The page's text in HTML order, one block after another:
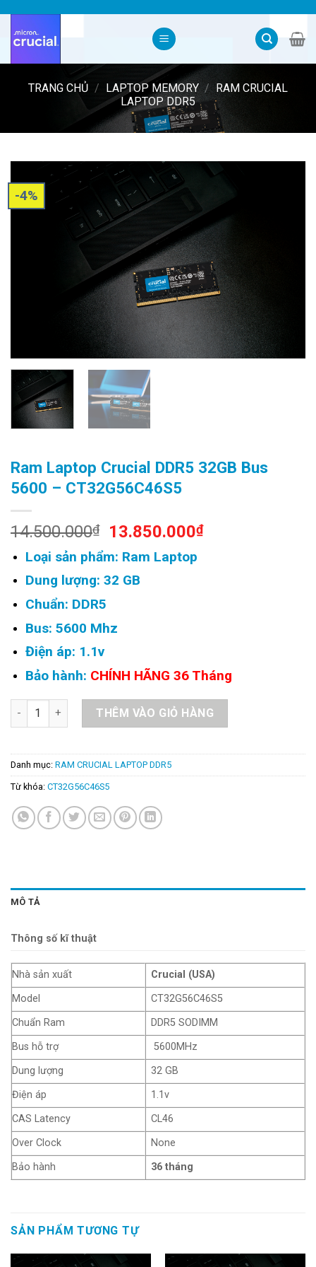
content
TRANG CHỦ / LAPTOP MEMORY / RAM CRUCIAL
LAPTOP DDR5
-4%
Ram Laptop Crucial DDR5 32GB Bus
5600 – CT32G56C46S5
14.500.000₫
Original
price
was:
14.500.000₫.
13.850.000₫Current
Loại sản phẩm: Ram Laptop
Dung lượng: 32 GB
Chuẩn: DDR5
Bus: 5600 Mhz
Điện áp: 1.1v
Bảo hành: CHÍNH HÃNG 36 Tháng
Ram Laptop Crucial DDR5 32GB Bus 5600 – CT32G56C46S5 số
THÊM VÀO GIỎ HÀNG
Danh mục: RAM CRUCIAL LAPTOP DDR5
Từ khóa: CT32G56C46S5
MÔ TẢ
Thông số kĩ thuật
Nhà sản xuất
Crucial (USA)
Model
CT32G56C46S5
Chuẩn Ram
DDR5 SODIMM
Bus hỗ trợ
5600MHz
Dung lượng
32 GB
Điện áp
1.1v
CAS Latency
CL46
Over Clock
None
Bảo hành
36 tháng
SẢN PHẨM TƯƠNG TỰ